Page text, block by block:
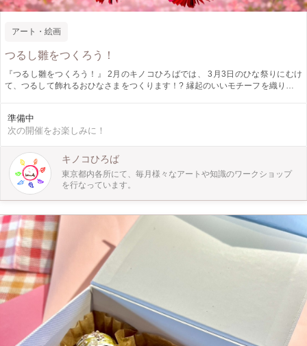
アート・絵画
つるし雛をつくろう！
『つるし雛をつくろう！』 2月のキノコひろばでは、 3月3日のひな祭りにむけ
て、つるして飾れるおひなさまをつくります！? 縁起のいいモチーフを織り交ぜ
でお子さま向け工作ワークショップ・自然の中で季節を感じるプレイパークを月
に１回開催しています。 親子で、お友達と、小学生以上のお子さまならもちろ
いね！
準備中
次の開催をお楽しみに！
キノコひろば
東京都内各所にて、毎月様々なアートや知識のワークショップ
を行なっています。